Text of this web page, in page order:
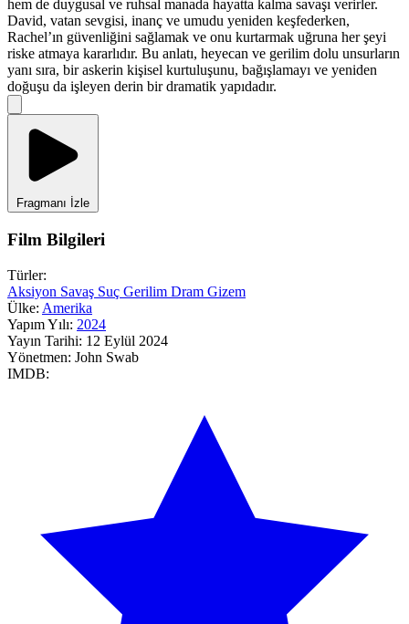
hem de duygusal ve ruhsal manada hayatta kalma savaşı verirler.
David, vatan sevgisi, inanç ve umudu yeniden keşfederken,
Rachel’ın güvenliğini sağlamak ve onu kurtarmak uğruna her şeyi
riske atmaya kararlıdır. Bu anlatı, heyecan ve gerilim dolu unsurların
yanı sıra, bir askerin kişisel kurtuluşunu, bağışlamayı ve yeniden
doğuşu da işleyen derin bir dramatik yapıdadır.
Fragmanı İzle
Film Bilgileri
Türler:
Aksiyon Savaş Suç Gerilim Dram Gizem
Ülke: Amerika
Yapım Yılı: 2024
Yayın Tarihi: 12 Eylül 2024
Yönetmen: John Swab
IMDB: